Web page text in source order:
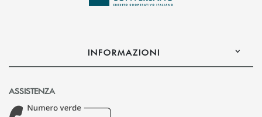
INFORMAZIONI
ASSISTENZA